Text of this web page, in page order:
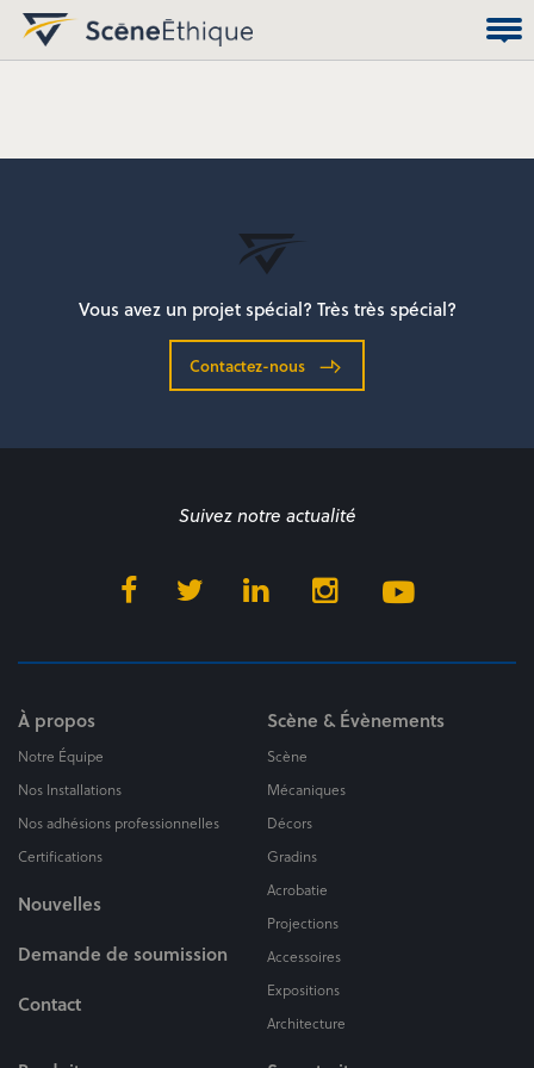
Vous avez un projet spécial? Très très spécial?
Contactez-nous
Suivez notre actualité
À propos
Notre Équipe
Nos Installations
Nos adhésions professionnelles
Certifications
Nouvelles
Demande de soumission
Contact
Scène & Évènements
Scène
Mécaniques
Décors
Gradins
Acrobatie
Projections
Accessoires
Expositions
Architecture